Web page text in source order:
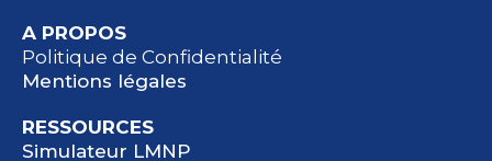
A PROPOS
Politique de Confidentialité
Mentions légales
RESSOURCES
Simulateur LMNP